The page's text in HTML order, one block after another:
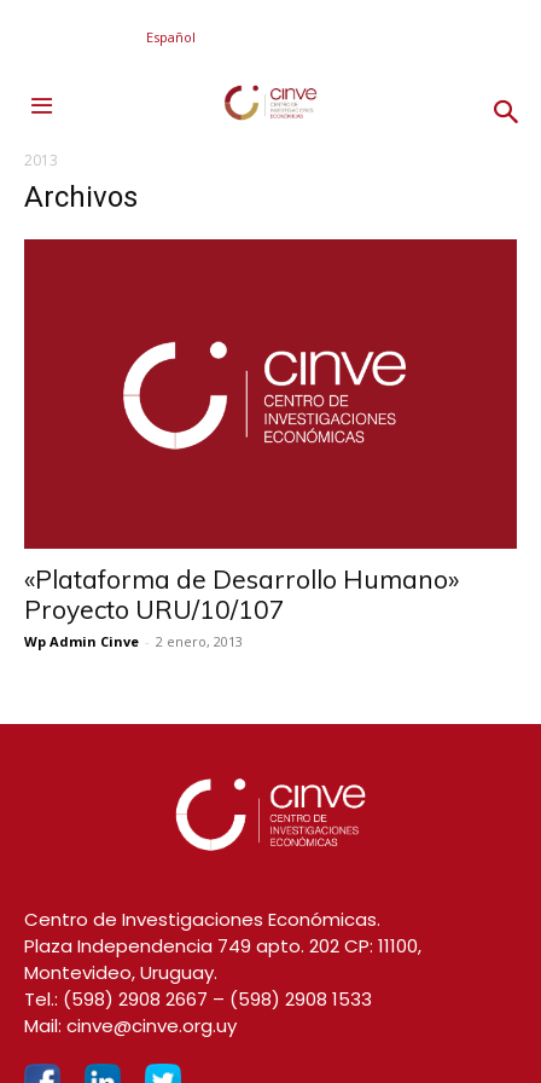
Español
2013
Archivos
«Plataforma de Desarrollo Humano»
Proyecto URU/10/107
Wp Admin Cinve - 2 enero, 2013
Centro de Investigaciones Económicas.
Plaza Independencia 749 apto. 202 CP: 11100,
Montevideo, Uruguay.
Tel.: (598) 2908 2667 – (598) 2908 1533
Mail: cinve@cinve.org.uy